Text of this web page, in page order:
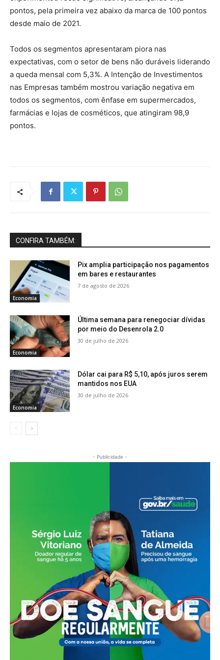
pontos, pela primeira vez abaixo da marca de 100 pontos
desde maio de 2021.
Todos os segmentos apresentaram piora nas
expectativas, com o setor de bens não duráveis liderando
a queda mensal com 5,3%. A Intenção de Investimentos
nas Empresas também mostrou variação negativa em
todos os segmentos, com ênfase em supermercados,
farmácias e lojas de cosméticos, que atingiram 98,9
pontos.
CONFIRA TAMBÉM:
Economia
Pix amplia participação nos pagamentos
em bares e restaurantes
7 de agosto de 2026
Economia
Última semana para renegociar dívidas
por meio do Desenrola 2.0
30 de julho de 2026
Economia
Dólar cai para R$ 5,10, após juros serem
mantidos nos EUA
30 de julho de 2026
- Publicidade -